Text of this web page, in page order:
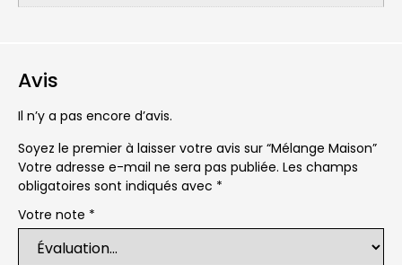
Avis
Il n’y a pas encore d’avis.
Soyez le premier à laisser votre avis sur “Mélange Maison”
Votre adresse e-mail ne sera pas publiée. Les champs
obligatoires sont indiqués avec *
Votre note *